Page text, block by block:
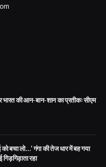
भारत की आन-बान-शान का प्रतीकः सीएम
बचा लो…’ गंगा की तेज धार में बह गया
रहा